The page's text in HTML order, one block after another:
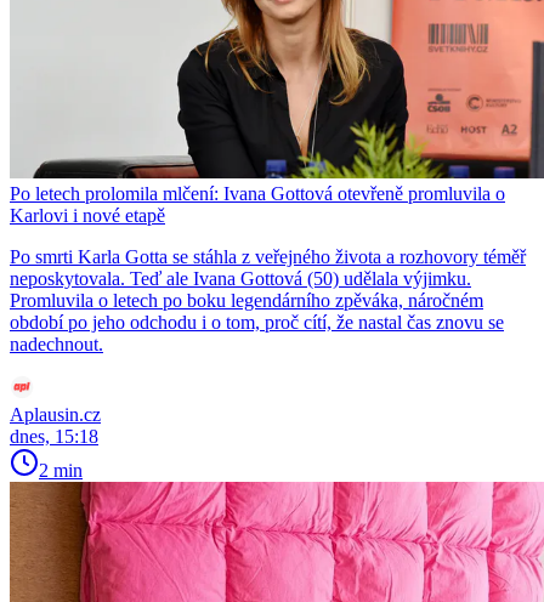
Po letech prolomila mlčení: Ivana Gottová otevřeně promluvila o
Karlovi i nové etapě
Po smrti Karla Gotta se stáhla z veřejného života a rozhovory téměř
neposkytovala. Teď ale Ivana Gottová (50) udělala výjimku.
Promluvila o letech po boku legendárního zpěváka, náročném
období po jeho odchodu i o tom, proč cítí, že nastal čas znovu se
nadechnout.
Aplausin.cz
dnes, 15:18
2 min